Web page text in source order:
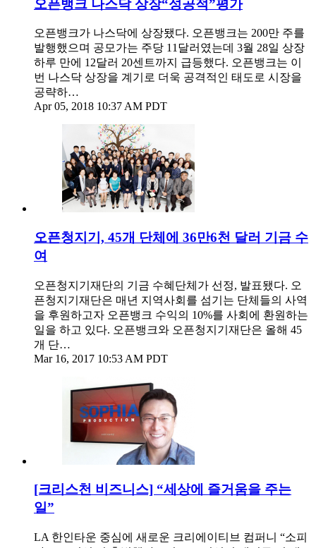
오픈뱅크 나스닥 상장“성공적”평가
오픈뱅크가 나스닥에 상장됐다. 오픈뱅크는 200만 주를
발행했으며 공모가는 주당 11달러였는데 3월 28일 상장
하루 만에 12달러 20센트까지 급등했다. 오픈뱅크는 이
번 나스닥 상장을 계기로 더욱 공격적인 태도로 시장을
공략하…
Apr 05, 2018 10:37 AM PDT
오픈청지기, 45개 단체에 36만6천 달러 기금 수
여
오픈청지기재단의 기금 수혜단체가 선정, 발표됐다. 오
픈청지기재단은 매년 지역사회를 섬기는 단체들의 사역
을 후원하고자 오픈뱅크 수익의 10%를 사회에 환원하는
일을 하고 있다. 오픈뱅크와 오픈청지기재단은 올해 45
개 단…
Mar 16, 2017 10:53 AM PDT
[크리스천 비즈니스] “세상에 즐거움을 주는
일”
LA 한인타운 중심에 새로운 크리에이티브 컴퍼니 “소피